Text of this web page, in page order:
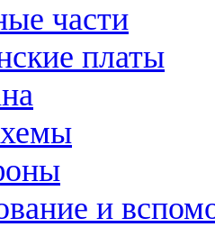
части
платы
и